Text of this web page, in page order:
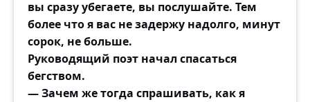
вы сразу убегаете, вы послушайте. Тем
более что я вас не задержу надолго, минут
сорок, не больше.
Руководящий поэт начал спасаться
бегством.
— Зачем же тогда спрашивать, как я